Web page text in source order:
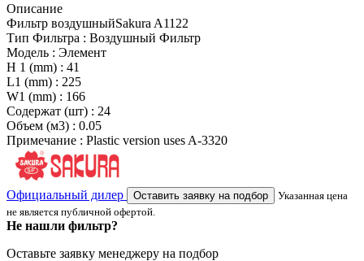
Описание
Фильтр воздушныйSakura A1122
Тип Фильтра : Воздушный Фильтр
Модель : Элемент
H 1 (mm) : 41
L1 (mm) : 225
W1 (mm) : 166
Содержат (шт) : 24
Объем (м3) : 0.05
Примечание : Plastic version uses A-3320
Официальный дилер Оставить заявку на подбор
Указанная цена
не является публичной офертой.
Не нашли фильтр?
Оставьте заявку менеджеру на подбор